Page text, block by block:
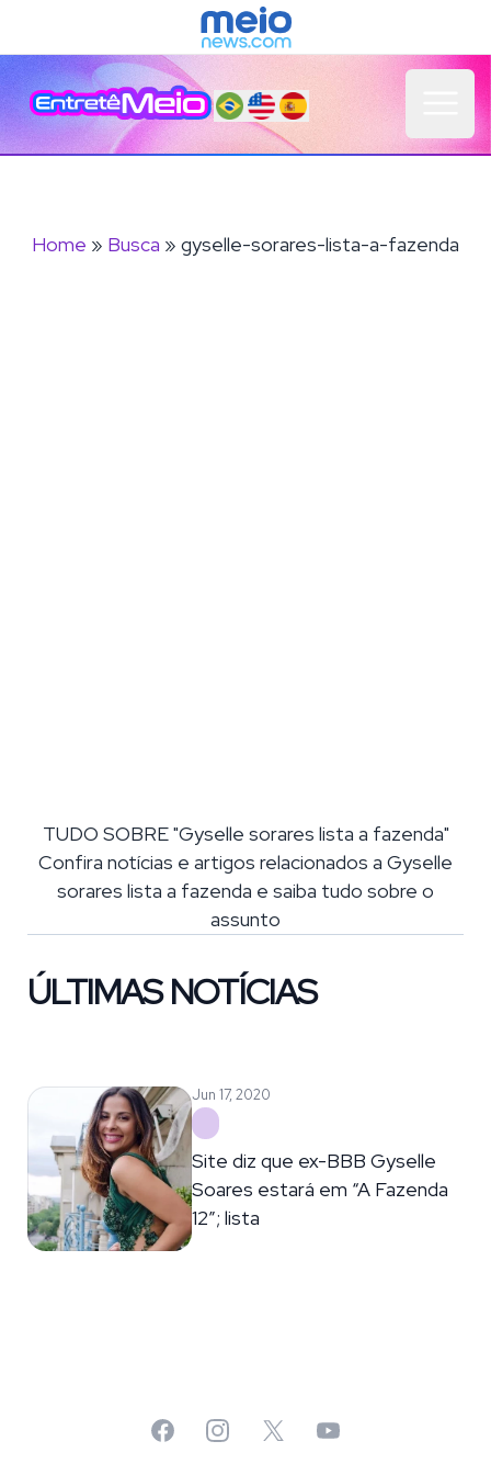
Home » Busca » gyselle-sorares-lista-a-fazenda
TUDO SOBRE "Gyselle sorares lista a fazenda"
Confira notícias e artigos relacionados a Gyselle
sorares lista a fazenda e saiba tudo sobre o
assunto
ÚLTIMAS NOTÍCIAS
Jun 17, 2020
Site diz que ex-BBB Gyselle
Soares estará em “A Fazenda
12”; lista
FacebookInstagram
X YouTube